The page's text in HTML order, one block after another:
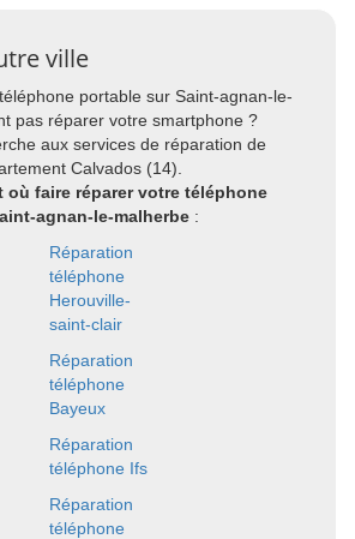
ville
portable sur Saint-agnan-le-
pas réparer votre smartphone ?
aux services de réparation de
Calvados (14).
où faire réparer votre téléphone
agnan-le-malherbe :
Réparation
téléphone
Herouville-
saint-clair
Réparation
téléphone
Bayeux
Réparation
téléphone Ifs
Réparation
téléphone